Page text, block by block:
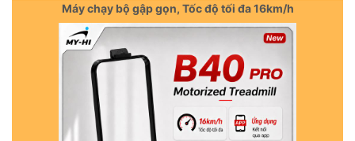
Máy chạy bộ gập gọn, Tốc độ tối đa 16km/h